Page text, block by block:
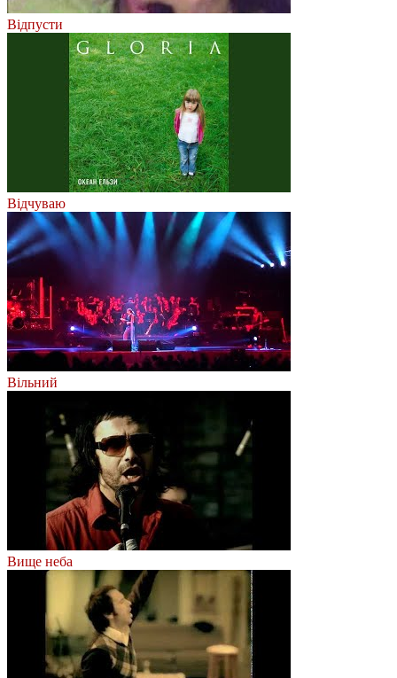
Відпусти
Відчуваю
Вільний
Вище неба